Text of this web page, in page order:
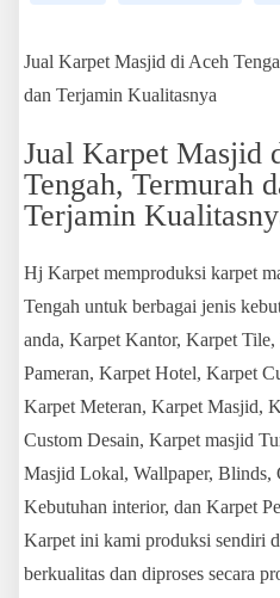
Jual Karpet Masjid di Aceh
dan Terjamin Kualitasnya
Jual Karpet Masjid
Tengah, Termurah
Terjamin
Hj Karpet memproduksi karpet
Tengah untuk berbagai jenis
anda, Karpet Kantor, Karpet Tile,
Pameran, Karpet Hotel, Karpet
Karpet Meteran, Karpet Masjid,
Custom Desain, Karpet masjid
Masjid Lokal, Wallpaper, Blinds,
Kebutuhan interior, dan Karpet
Karpet ini kami produksi sendiri
berkualitas dan diproses secara